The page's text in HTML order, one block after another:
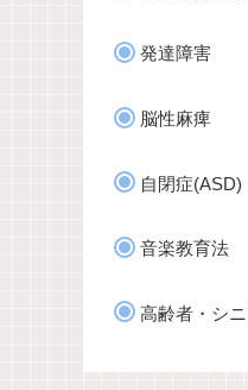
発達障害
脳性麻痺
自閉症(ASD)
音楽教育法
高齢者・シ